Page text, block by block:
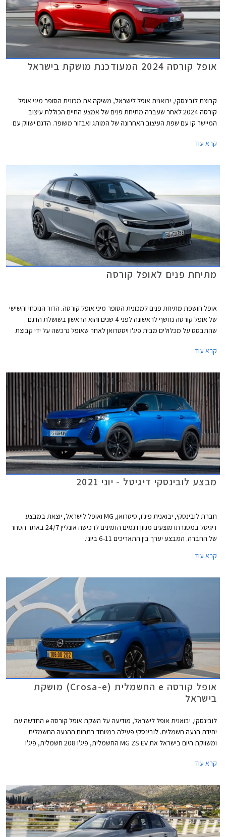
אופל קורסה 2024 המעודכנת מושקת בישראל
קבוצת לובינסקי, יבואנית אופל לישראל, משיקה את מכונית הסופר מיני אופל
קורסה 2024 לאחר שעברה מתיחת פנים של אמצע החיים הכוללת עיצוב
המיישר קו עם שפת העיצוב האחרונה של המותג ואבזור משופר. הדגם ישווק עם
קרא עוד
מתיחת פנים לאופל קורסה
אופל חושפת מתיחת פנים למכונית הסופר מיני אופל קורסה. הדור הנוכחי והשישי
של אופל קורסה נחשף לראשונה לפני 4 שנים והוא הראשון בשושלת הדגם
שהתבסס על מכלולים מבית פיג'ו ויסטרואן לאחר שאופל נרכשה על ידי קבוצת
כחלק מאסטרטגיית החשמול של הקבוצה. באירופה נהנה הדור הנוכחי של אופל
מיני הנמכרת ביותר בגרמניה.
קרא עוד
מבצע לובינסקי דיגיטל - יוני 2021
חברת לובינסקי, יבואנית פיג'ו, סיטרואן, MG ואופל לישראל, יוצאת במבצע
דיגיטל במסגרתו מוצעים מגוון דגמים הזמינים לרכישה אונליין 24/7 באתר הסחר
של החברה. המבצע יערך בין התאריכים 6-11 ביוני.
קרא עוד
אופל קורסה e החשמלית (Crosa-e) מושקת
בישראל
לובינסקי, יבואנית אופל לישראל, מודיעה על השקת אופל קורסה e החדשה עם
יחידת הנעה חשמלית. לובינסקי פעילה במיוחד בתחום ההנעה החשמלית
ומשווקת היום בישראל את MG ZS EV החשמלית, פיג'ו 208 חשמלית, פיג'ו
קרא עוד